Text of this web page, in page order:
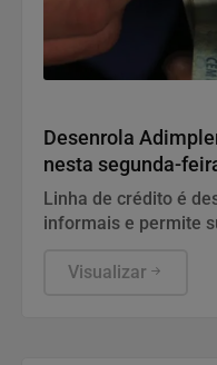
Desenrola
nesta segunda-
Linha de crédito é
informais e permite
Visualizar